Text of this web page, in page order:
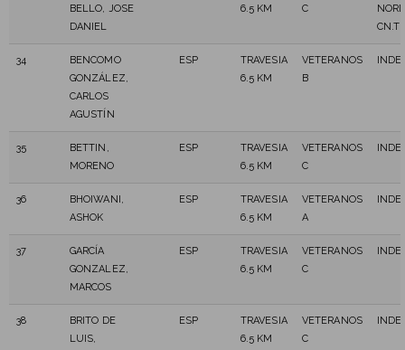
BELLO, JOSE
DANIEL
6.5 KM
C
34
BENCOMO
GONZÁLEZ,
CARLOS
AGUSTÍN
ESP
TRAVESIA
6.5 KM
VETERANOS
B
35
BETTIN,
MORENO
ESP
TRAVESIA
6.5 KM
VETERANOS
C
36
BHOIWANI,
ASHOK
ESP
TRAVESIA
6.5 KM
VETERANOS
A
37
GARCÍA
GONZALEZ,
MARCOS
ESP
TRAVESIA
6.5 KM
VETERANOS
C
38
BRITO DE
LUIS,
ESP
TRAVESIA
6.5 KM
VETERANOS
C